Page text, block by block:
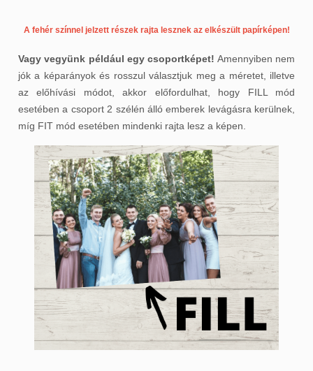
A fehér színnel jelzett részek rajta lesznek az elkészült papírképen!
Vagy vegyünk például egy csoportképet! Amennyiben nem
jók a képarányok és rosszul választjuk meg a méretet, illetve
az előhívási módot, akkor előfordulhat, hogy FILL mód
esetében a csoport 2 szélén álló emberek levágásra kerülnek,
míg FIT mód esetében mindenki rajta lesz a képen.